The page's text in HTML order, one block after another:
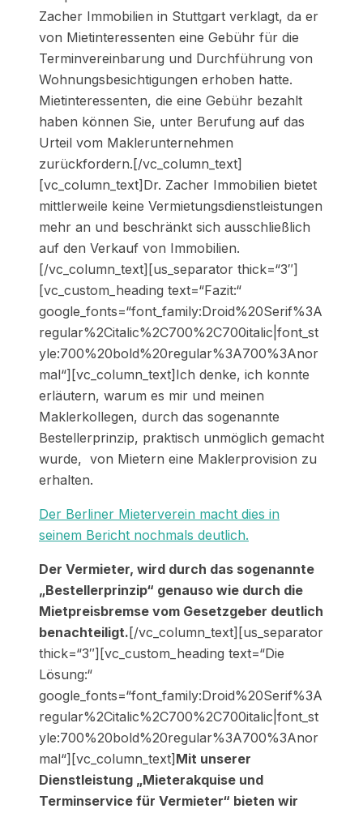
Zacher Immobilien in Stuttgart verklagt, da er
von Mietinteressenten eine Gebühr für die
Terminvereinbarung und Durchführung von
Wohnungsbesichtigungen erhoben hatte.
Mietinteressenten, die eine Gebühr bezahlt
haben können Sie, unter Berufung auf das
Urteil vom Maklerunternehmen
zurückfordern.[/vc_column_text]
[vc_column_text]Dr. Zacher Immobilien bietet
mittlerweile keine Vermietungsdienstleistungen
mehr an und beschränkt sich ausschließlich
auf den Verkauf von Immobilien.
[/vc_column_text][us_separator thick=“3″]
[vc_custom_heading text=“Fazit:“
google_fonts=“font_family:Droid%20Serif%3A
regular%2Citalic%2C700%2C700italic|font_st
yle:700%20bold%20regular%3A700%3Anor
mal“][vc_column_text]Ich denke, ich konnte
erläutern, warum es mir und meinen
Maklerkollegen, durch das sogenannte
Bestellerprinzip, praktisch unmöglich gemacht
wurde, von Mietern eine Maklerprovision zu
erhalten.
Der Berliner Mieterverein macht dies in
seinem Bericht nochmals deutlich.
Der Vermieter, wird durch das sogenannte
„Bestellerprinzip“ genauso wie durch die
Mietpreisbremse vom Gesetzgeber deutlich
benachteiligt. [/vc_column_text][us_separator
thick=“3″][vc_custom_heading text=“Die
Lösung:“
google_fonts=“font_family:Droid%20Serif%3A
regular%2Citalic%2C700%2C700italic|font_st
yle:700%20bold%20regular%3A700%3Anor
mal“][vc_column_text] Mit unserer
Dienstleistung „Mieterakquise und
Terminservice für Vermieter“ bieten wir